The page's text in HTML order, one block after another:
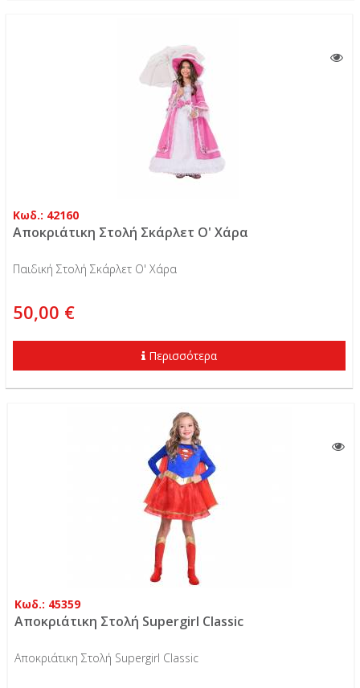
Κωδ.: 42160
Αποκριάτικη Στολή Σκάρλετ Ο' Χάρα
Παιδική Στολή Σκάρλετ Ο' Χάρα
50,00 €
Περισσότερα
Κωδ.: 45359
Αποκριάτικη Στολή Supergirl Classic
Αποκριάτικη Στολή Supergirl Classic